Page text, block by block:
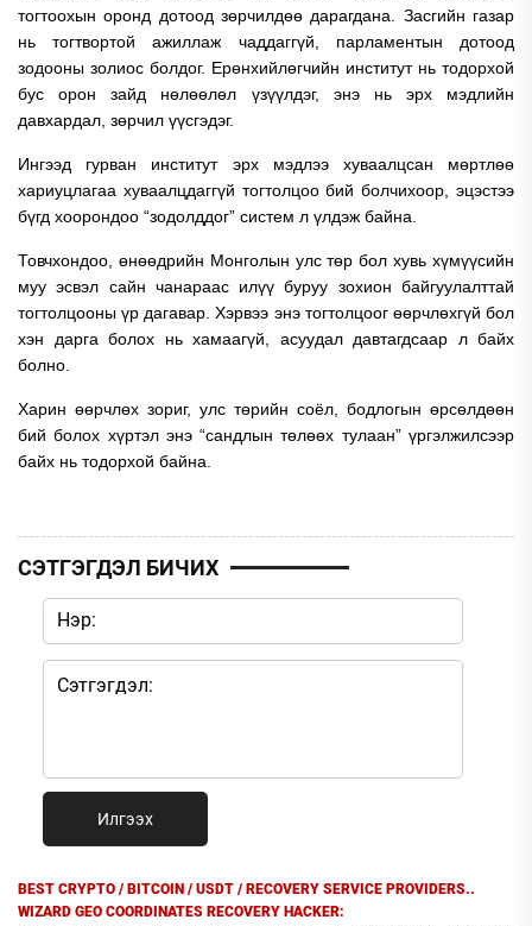
тогтоохын оронд дотоод зөрчилдөө дарагдана. Засгийн газар
нь тогтвортой ажиллаж чаддаггүй, парламентын дотоод
зодооны золиос болдог. Ерөнхийлөгчийн институт нь тодорхой
бус орон зайд нөлөөлөл үзүүлдэг, энэ нь эрх мэдлийн
давхардал, зөрчил үүсгэдэг.
Ингээд гурван институт эрх мэдлээ хуваалцсан мөртлөө
хариуцлагаа хуваалцдаггүй тогтолцоо бий болчихоор, эцэстээ
бүгд хоорондоо “зодолддог” систем л үлдэж байна.
Товчхондоо, өнөөдрийн Монголын улс төр бол хувь хүмүүсийн
муу эсвэл сайн чанараас илүү буруу зохион байгуулалттай
тогтолцооны үр дагавар. Хэрвээ энэ тогтолцоог өөрчлөхгүй бол
хэн дарга болох нь хамаагүй, асуудал давтагдсаар л байх
болно.
Харин өөрчлөх зориг, улс төрийн соёл, бодлогын өрсөлдөөн
бий болох хүртэл энэ “сандлын төлөөх тулаан” үргэлжилсээр
байх нь тодорхой байна.
СЭТГЭГДЭЛ БИЧИХ
Илгээх
BEST CRYPTO / BITCOIN / USDT / RECOVERY SERVICE PROVIDERS..
WIZARD GEO COORDINATES RECOVERY HACKER: